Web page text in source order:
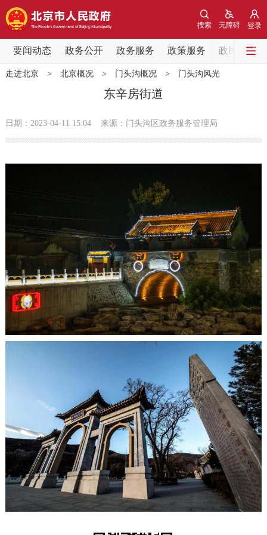
登录
无障碍
搜索
要闻动态 政务公开 政务服务 政策服务 政民互动
要闻动态
党中央精神 国务院信息 中央部委动态
机构职能 政策服务
政策兑现 政策解读 回应关切
决策公开 专题公开
政务服务
个人服务 法人服务 部门服务
利企服务 投资项目
中介服务 阳光政务
政民互动
12345网上接诉即办 我要咨询 我要建议
参与调查 在线访谈 图说互动
走进北京> 北京概况> 门头沟概况> 门头沟风光
东辛房街道
日期：2023-04-11 15:04 来源：门头沟区政务服务管理局